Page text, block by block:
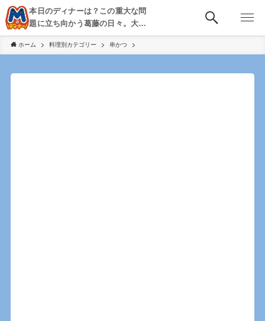
本日のディナーは？この重大な問
題に立ち向かう葛藤の日々。大
阪・京都・神戸を中心とした食べ
歩き、飲み歩きを綴る。
ホーム 料理別カテゴリー 串かつ